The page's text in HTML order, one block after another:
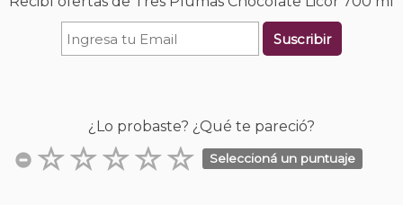
Suscribir
¿Lo probaste? ¿Qué te pareció?
Seleccioná un puntuaje